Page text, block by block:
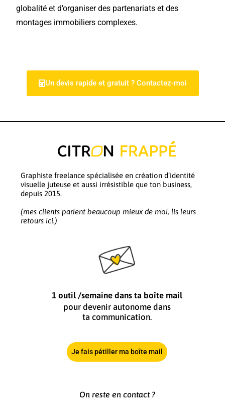
globalité et d’organiser des partenariats et des
montages immobiliers complexes.
Un devis rapide et gratuit ? Contactez-moi
Graphiste freelance spécialisée en création d’identité
visuelle juteuse et aussi irrésistible que ton business,
depuis 2015.
(mes clients parlent beaucoup mieux de moi, lis leurs
retours ici.)
1 outil /semaine dans ta boîte mail
pour devenir autonome dans
ta communication.
Je fais pétiller ma boîte mail
On reste en contact ?